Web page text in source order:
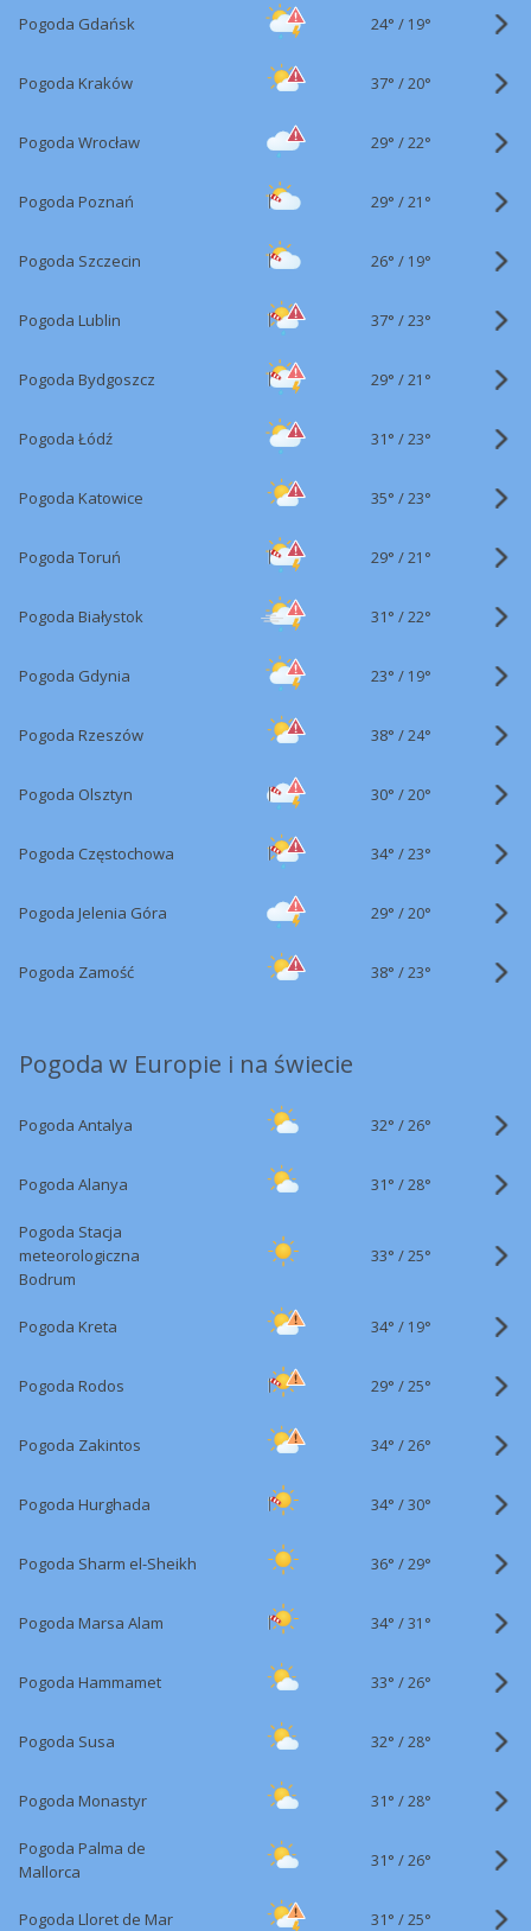
Pogoda Gdańsk 24° / 19°
Pogoda Kraków 37° /20°
Pogoda Wrocław 29° /22°
Pogoda Poznań 29° /21°
Pogoda Szczecin 26° / 19°
Pogoda Lublin 37° /23°
Pogoda Bydgoszcz 29° /21°
Pogoda Łódź 31° /23°
Pogoda Katowice 35° /23°
Pogoda Toruń 29° /21°
Pogoda Białystok 31° /22°
Pogoda Gdynia 23° / 19°
Pogoda Rzeszów 38° /24°
Pogoda Olsztyn 30° /20°
Pogoda Częstochowa 34° /23°
Pogoda Jelenia Góra 29° /20°
Pogoda Zamość 38° /23°
Pogoda w Europie i na świecie
Pogoda Antalya 32° /26°
Pogoda Alanya 31° /28°
Pogoda Stacja
meteorologiczna
Bodrum
33° /25°
Pogoda Kreta 34° / 19°
Pogoda Rodos 29° /25°
Pogoda Zakintos 34° /26°
Pogoda Hurghada 34° /30°
Pogoda Sharm el-Sheikh 36° /29°
Pogoda Marsa Alam 34° /31°
Pogoda Hammamet 33° /26°
Pogoda Susa 32° /28°
Pogoda Monastyr 31° /28°
Pogoda Palma de
Mallorca
31° /26°
Pogoda Lloret de Mar 31° /25°